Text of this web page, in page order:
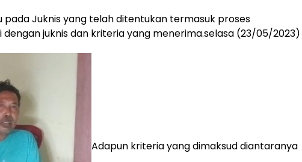
pada Juknis yang telah ditentukan termasuk proses
dengan juknis dan kriteria yang menerima.selasa (23/05/2023)
Adapun kriteria yang dimaksud diantaranya